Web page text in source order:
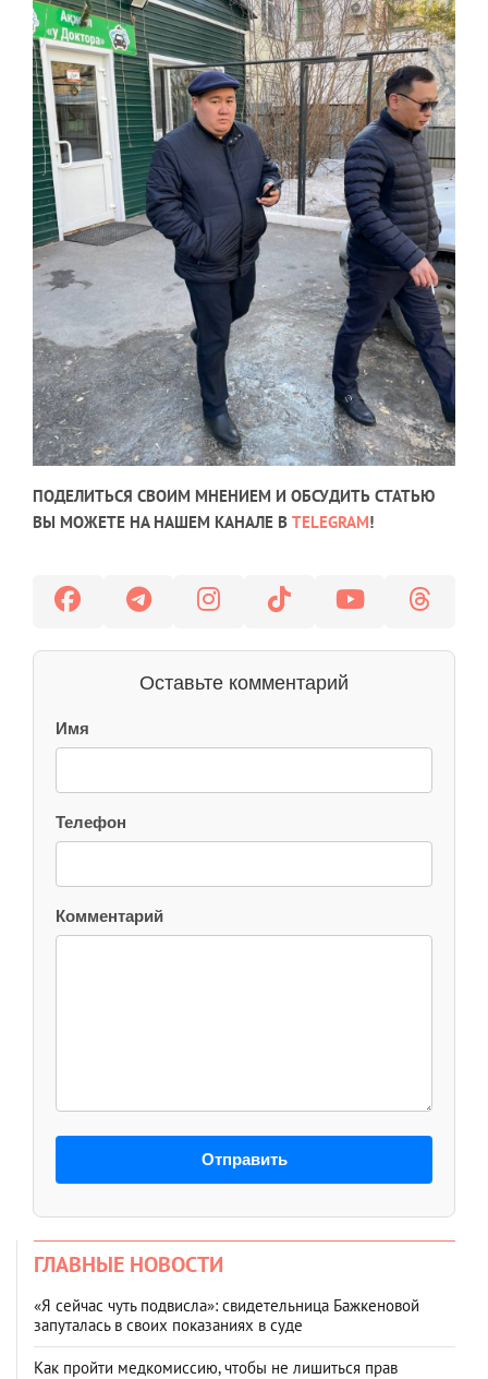
ПОДЕЛИТЬСЯ СВОИМ МНЕНИЕМ И ОБСУДИТЬ СТАТЬЮ
ВЫ МОЖЕТЕ НА НАШЕМ КАНАЛЕ В TELEGRAM!
Оставьте комментарий
Имя
Телефон
Комментарий
Отправить
ГЛАВНЫЕ НОВОСТИ
«Я сейчас чуть подвисла»: свидетельница Бажкеновой
запуталась в своих показаниях в суде
Как пройти медкомиссию, чтобы не лишиться прав